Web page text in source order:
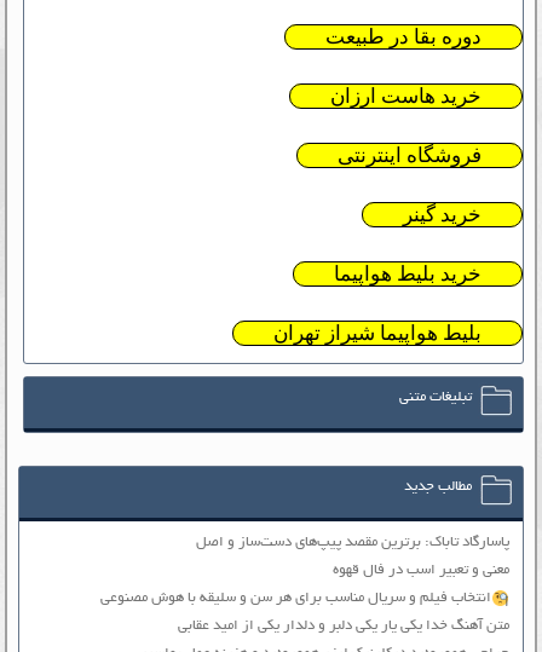
دوره بقا در طبیعت
خرید هاست ارزان
فروشگاه اینترنتی
خرید گینر
خرید بلیط هواپیما
بلیط هواپیما شیراز تهران
تبلیغات متنی
مطالب جدید
پاسارگاد تاباک: برترین مقصد پیپ‌های دست‌ساز و اصل
معنی و تعبیر اسب در فال قهوه
انتخاب فیلم و سریال مناسب برای هر سن و سلیقه با هوش مصنوعی
متن آهنگ خدا یکی یار یکی دلبر و دلدار یکی از امید عقابی